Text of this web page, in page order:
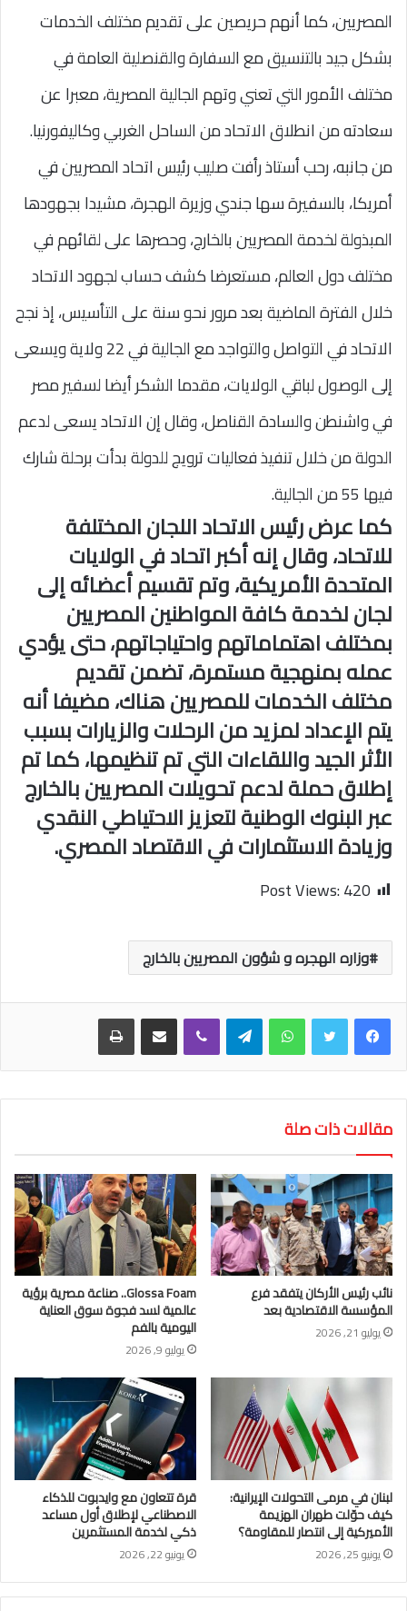
المصريين، كما أنهم حريصين على تقديم مختلف الخدمات
بشكل جيد بالتنسيق مع السفارة والقنصلية العامة في
مختلف الأمور التي تعني وتهم الجالية المصرية، معبرا عن
سعادته من انطلاق الاتحاد من الساحل الغربي وكاليفورنيا.
من جانبه، رحب أستاذ رأفت صليب رئيس اتحاد المصريين في
أمريكا، بالسفيرة سها جندي وزيرة الهجرة، مشيدا بجهودها
المبذولة لخدمة المصريين بالخارج، وحصرها على لقائهم في
مختلف دول العالم، مستعرضا كشف حساب لجهود الاتحاد
خلال الفترة الماضية بعد مرور نحو سنة على التأسيس، إذ نجح
الاتحاد في التواصل والتواجد مع الجالية في 22 ولاية ويسعى
إلى الوصول لباقي الولايات، مقدما الشكر أيضا لسفير مصر
في واشنطن والسادة القناصل، وقال إن الاتحاد يسعى لدعم
الدولة من خلال تنفيذ فعاليات ترويج للدولة بدأت برحلة شارك
فيها 55 من الجالية.
كما عرض رئيس الاتحاد اللجان المختلفة
للاتحاد، وقال إنه أكبر اتحاد في الولايات
المتحدة الأمريكية، وتم تقسيم أعضائه إلى
لجان لخدمة كافة المواطنين المصريين
بمختلف اهتماماتهم واحتياجاتهم، حتى يؤدي
عمله بمنهجية مستمرة، تضمن تقديم
مختلف الخدمات للمصريين هناك، مضيفا أنه
يتم الإعداد لمزيد من الرحلات والزيارات بسبب
الأثر الجيد واللقاءات التي تم تنظيمها، كما تم
إطلاق حملة لدعم تحويلات المصريين بالخارج
عبر البنوك الوطنية لتعزيز الاحتياطي النقدي
وزيادة الاستثمارات في الاقتصاد المصري.
Post Views:420
وزاره الهجره و شؤون المصريين بالخارج
واتساب تيلقرام
مقالات ذات صلة
نائب رئيس الأركان يتفقد فرع
المؤسسة الاقتصادية بعد
يوليو 21, 2026
Glossa Foam.. صناعة مصرية برؤية
عالمية لسد فجوة سوق العناية
اليومية بالفم
يوليو 9, 2026
لبنان في مرمى التحولات الإيرانية:
كيف حوّلت طهران الهزيمة
الأميركية إلى انتصار للمقاومة؟
يونيو 25, 2026
قرة تتعاون مع وايدبوت للذكاء
الاصطناعي لإطلاق أول مساعد
ذكي لخدمة المستثمرين
يونيو 22, 2026